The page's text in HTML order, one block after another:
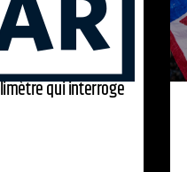
qui interroge